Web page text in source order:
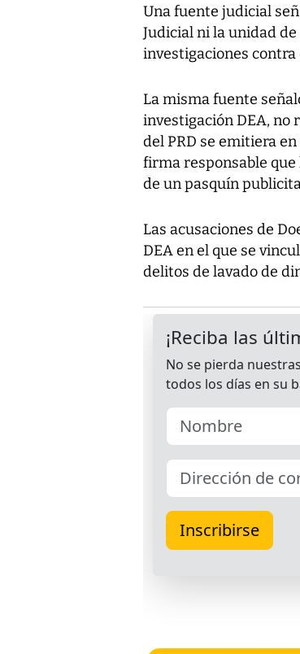
Una fuente judicial
Judicial ni la unidad
investigaciones
La misma fuente
investigación DEA, no
del PRD se emitiera
firma responsable que
de un pasquín
Las acusaciones de
DEA en el que se
delitos de lavado de